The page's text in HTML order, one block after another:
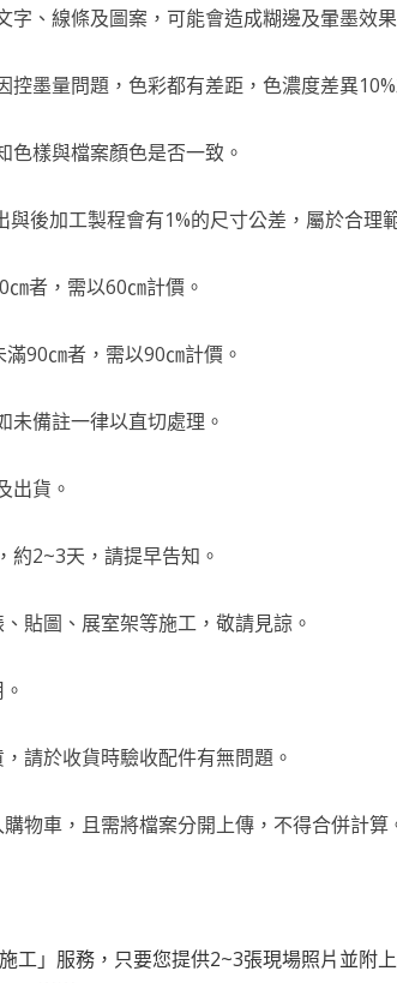
字、線條及圖案，可能會造成糊邊及暈墨效
墨量問題，色彩都有差距，色濃度差異
色樣與檔案顏色是否一致。
後加工製程會有1%的尺寸公差，屬於合理
者，需以60㎝計價。
90㎝者，需以90㎝計價。
未備註一律以直切處理。
出貨。
約2~3天，請提早告知。
貼圖、展室架等施工，敬請見諒。
請於收貨時驗收配件有無問題。
物車，且需將檔案分開上傳，不得合併計算
工」服務，只要您提供2~3張現場照片並附